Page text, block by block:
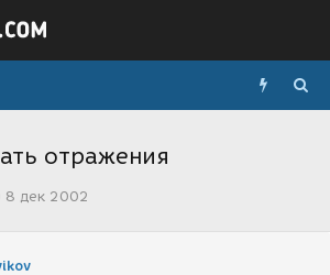
отражения
а
с
8 дек 2002